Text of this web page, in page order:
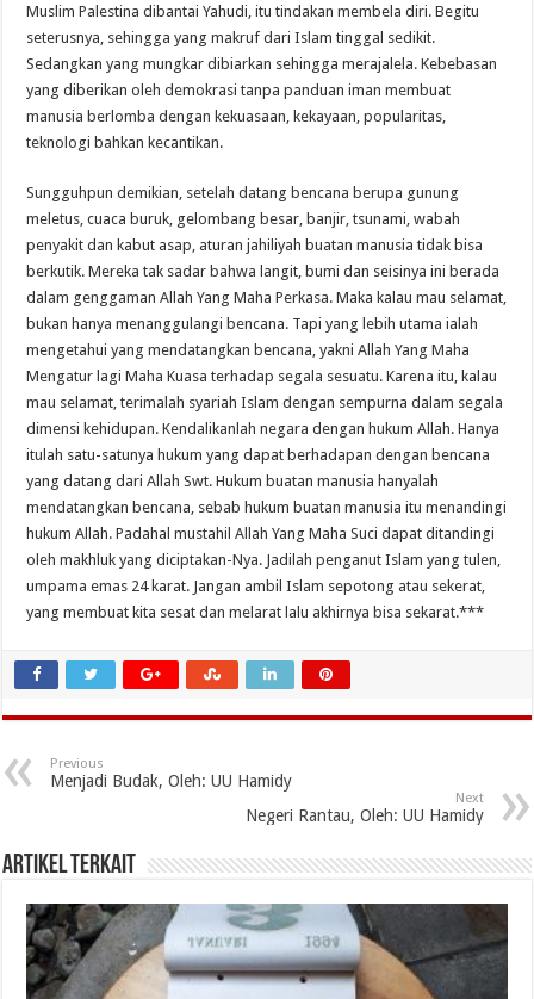
Muslim Palestina dibantai Yahudi, itu tindakan membela diri. Begitu
seterusnya, sehingga yang makruf dari Islam tinggal sedikit.
Sedangkan yang mungkar dibiarkan sehingga merajalela. Kebebasan
yang diberikan oleh demokrasi tanpa panduan iman membuat
manusia berlomba dengan kekuasaan, kekayaan, popularitas,
teknologi bahkan kecantikan.
Sungguhpun demikian, setelah datang bencana berupa gunung
meletus, cuaca buruk, gelombang besar, banjir, tsunami, wabah
penyakit dan kabut asap, aturan jahiliyah buatan manusia tidak bisa
berkutik. Mereka tak sadar bahwa langit, bumi dan seisinya ini berada
dalam genggaman Allah Yang Maha Perkasa. Maka kalau mau selamat,
bukan hanya menanggulangi bencana. Tapi yang lebih utama ialah
mengetahui yang mendatangkan bencana, yakni Allah Yang Maha
Mengatur lagi Maha Kuasa terhadap segala sesuatu. Karena itu, kalau
mau selamat, terimalah syariah Islam dengan sempurna dalam segala
dimensi kehidupan. Kendalikanlah negara dengan hukum Allah. Hanya
itulah satu-satunya hukum yang dapat berhadapan dengan bencana
yang datang dari Allah Swt. Hukum buatan manusia hanyalah
mendatangkan bencana, sebab hukum buatan manusia itu menandingi
hukum Allah. Padahal mustahil Allah Yang Maha Suci dapat ditandingi
oleh makhluk yang diciptakan-Nya. Jadilah penganut Islam yang tulen,
umpama emas 24 karat. Jangan ambil Islam sepotong atau sekerat,
yang membuat kita sesat dan melarat lalu akhirnya bisa sekarat.***
Previous
Menjadi Budak, Oleh: UU Hamidy
Next
Negeri Rantau, Oleh: UU Hamidy
Artikel Terkait